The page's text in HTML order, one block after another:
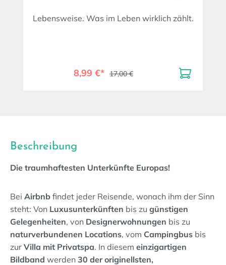
Lebensweise. Was im Leben wirklich zählt.
8,99 €* 17,00 €
Beschreibung
Die traumhaftesten Unterkünfte Europas!
Bei Airbnb findet jeder Reisende, wonach ihm der Sinn
steht: Von Luxusunterkünften bis zu günstigen
Gelegenheiten, von Designerwohnungen bis zu
naturverbundenen Locations, vom Campingbus bis
zur Villa mit Privatspa. In diesem einzigartigen
Bildband werden 30 der originellsten,